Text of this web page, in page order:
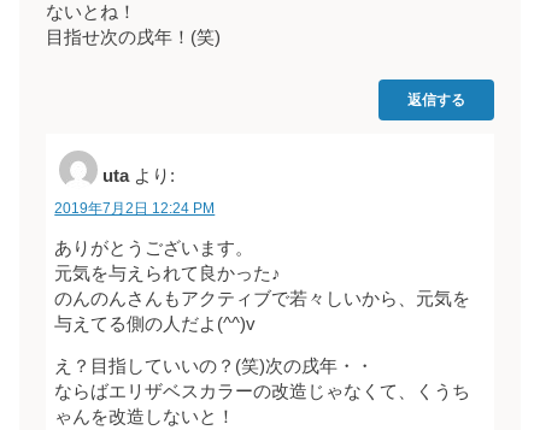
ないとね！
目指せ次の戌年！(笑)
返信する
uta より:
2019年7月2日 12:24 PM
ありがとうございます。
元気を与えられて良かった♪
のんのんさんもアクティブで若々しいから、元気を
与えてる側の人だよ(^^)v
え？目指していいの？(笑)次の戌年・・
ならばエリザベスカラーの改造じゃなくて、くうち
ゃんを改造しないと！